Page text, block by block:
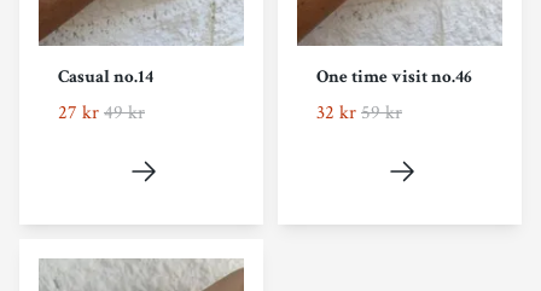
Casual no.14
27 kr49 kr
One time visit no.46
32 kr59 kr